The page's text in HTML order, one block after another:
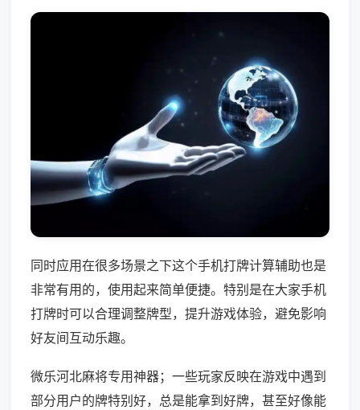
同时应用在很多场景之下这个手机打牌计算辅助也是
非常有用的，使用起来简单便捷。特别是在大家手机
打牌时可以合理调整牌型，提升游戏体验，避免影响
好友间互动乐趣。
微乐河北麻将专用神器；一些玩家反映在游戏中遇到
部分用户的牌特别好，总是能拿到好牌，甚至好像能